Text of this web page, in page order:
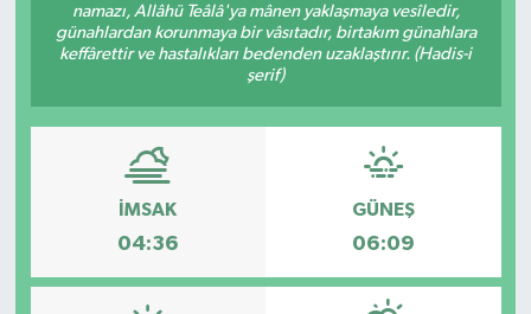
namazı, Allâhü Teâlâ'ya mânen yaklaşmaya vesîledir,
günahlardan korunmaya bir vâsıtadır, birtakım günahlara
keffârettir ve hastalıkları bedenden uzaklaştırır. (Hadis-i
şerif)
İMSAK
04:36
GÜNEŞ
06:09
MAGAZİN
SAĞLIK
TEKNOLOJİ